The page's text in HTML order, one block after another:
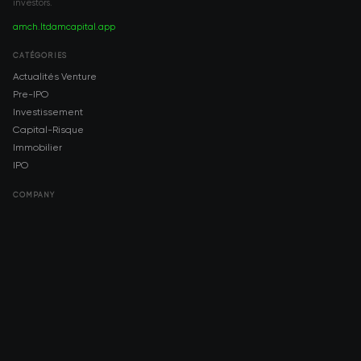
investors.
amch.ltdamcapital.app
CATÉGORIES
Actualités Venture
Pre-IPO
Investissement
Capital-Risque
Immobilier
IPO
COMPANY